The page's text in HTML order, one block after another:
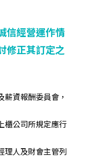
信經營運作情
修正其訂定之
資報酬委員會，
櫃公司所規定應行
理人及財會主管列